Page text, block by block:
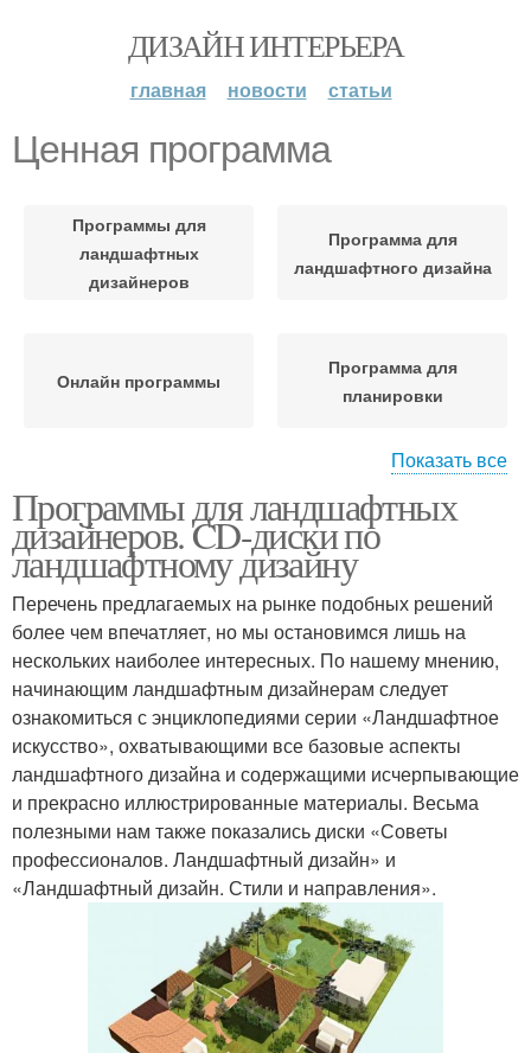
ДИЗАЙН ИНТЕРЬЕРА
главная новости статьи
Ценная программа
Программы для
ландшафтных
дизайнеров
Программа для
ландшафтного дизайна
Онлайн программы
Программа для
планировки
проектирования
Простые программы
Программы для
планировки
Программа для дизайна
Программы по
созданию
Программы для
ландшафтного
проектирования
Программы для
создания
Программы для
дизайна
Показать все
Программы для ландшафтных
дизайнеров. CD-диски по
ландшафтному дизайну
Перечень предлагаемых на рынке подобных решений
более чем впечатляет, но мы остановимся лишь на
нескольких наиболее интересных. По нашему мнению,
начинающим ландшафтным дизайнерам следует
ознакомиться с энциклопедиями серии «Ландшафтное
искусство», охватывающими все базовые аспекты
ландшафтного дизайна и содержащими исчерпывающие
и прекрасно иллюстрированные материалы. Весьма
полезными нам также показались диски «Советы
профессионалов. Ландшафтный дизайн» и
«Ландшафтный дизайн. Стили и направления».